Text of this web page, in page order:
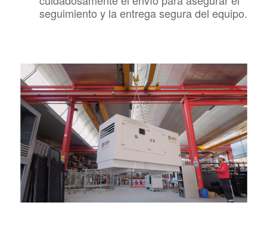
seguimiento y la entrega segura del equipo.